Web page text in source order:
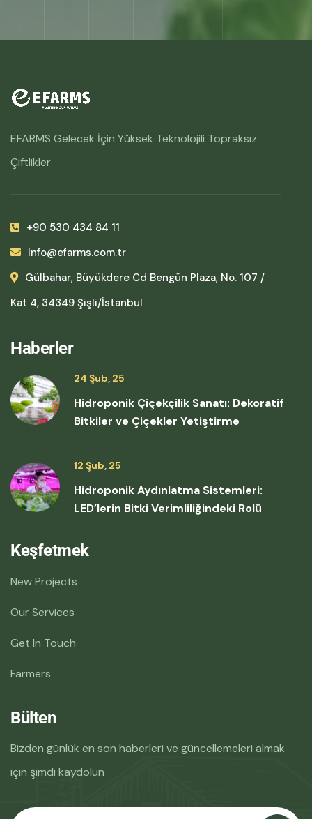
EFARMS Gelecek İçin Yüksek Teknolojili Topraksız
Çiftlikler
+90 530 434 84 11
Info@efarms.com.tr
Gülbahar, Büyükdere Cd Bengün Plaza, No. 107 /
Kat 4, 34349 Şişli/İstanbul
Haberler
24 Şub, 25
Hidroponik Çiçekçilik Sanatı: Dekoratif
Bitkiler ve Çiçekler Yetiştirme
12 Şub, 25
Hidroponik Aydınlatma Sistemleri:
LED’lerin Bitki Verimliliğindeki Rolü
Keşfetmek
New Projects
Our Services
Get In Touch
Farmers
Bülten
Bizden günlük en son haberleri ve güncellemeleri almak
için şimdi kaydolun